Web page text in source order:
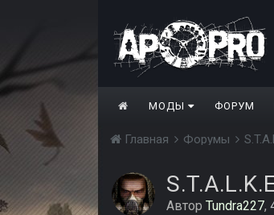
МОДЫ ФОРУМ
Главная Форумы
Автор Tundra227,